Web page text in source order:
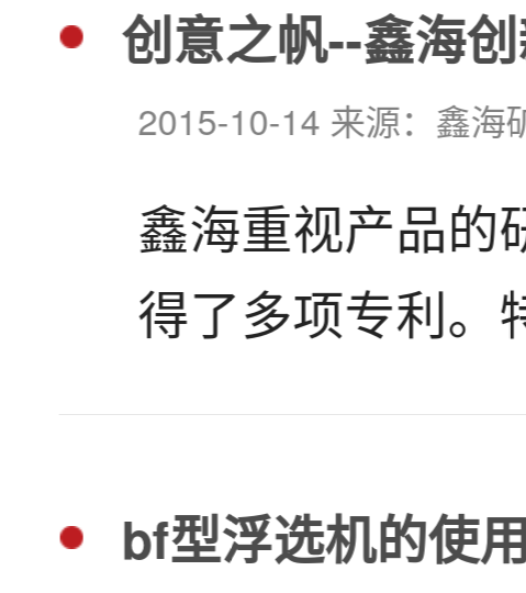
鑫海矿业集团股
广泛用于浓缩、
缩程度高、耐磨
列优点。...
创意之帆--鑫海
2015-10-14 来源：鑫海
鑫海重视产品的
得了多项专利。
断努力创新，通
浮选机、锌粉置
bf型浮选机的使